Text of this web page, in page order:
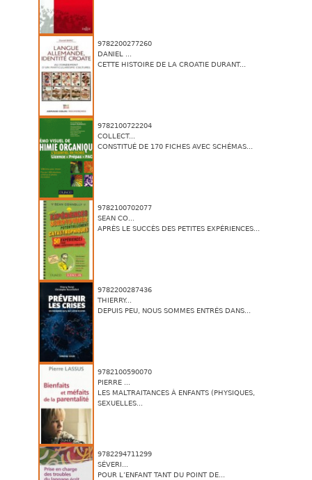
9782200277260
DANIEL ...
CETTE HISTOIRE DE LA CROATIE DURANT...
9782100722204
COLLECT...
CONSTITUÉ DE 170 FICHES AVEC SCHÉMAS...
9782100702077
SEAN CO...
APRÈS LE SUCCÈS DES PETITES EXPÉRIENCES...
9782200287436
THIERRY...
DEPUIS PEU, NOUS SOMMES ENTRÉS DANS...
9782100590070
PIERRE ...
LES MALTRAITANCES À ENFANTS (PHYSIQUES,
SEXUELLES...
9782294711299
SÉVERI...
POUR L’ENFANT TANT DU POINT DE...